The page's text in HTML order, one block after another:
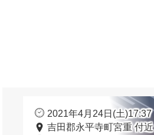
2021年4月24日(土)17:37
吉田郡永平寺町宮重 付近